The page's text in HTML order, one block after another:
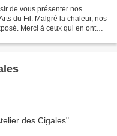
de vous présenter nos
du Fil. Malgré la chaleur, nos
Merci à ceux qui en ont